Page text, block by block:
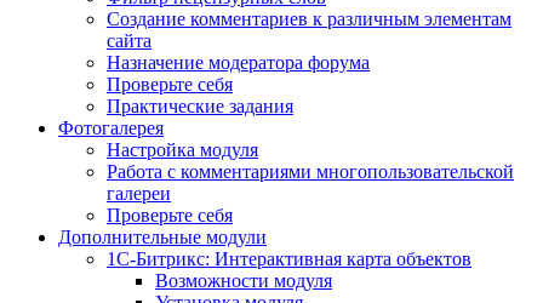
Создание комментариев к различным элементам
сайта
Назначение модератора форума
Проверьте себя
Практические задания
Фотогалерея
Настройка модуля
Работа с комментариями многопользовательской
галереи
Проверьте себя
Дополнительные модули
1С-Битрикс: Интерактивная карта объектов
Возможности модуля